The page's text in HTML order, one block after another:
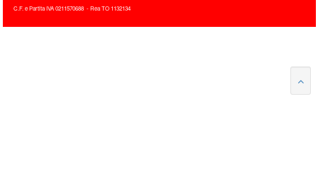
C.F. e Partita IVA 0211570688 - Rea TO 1132134